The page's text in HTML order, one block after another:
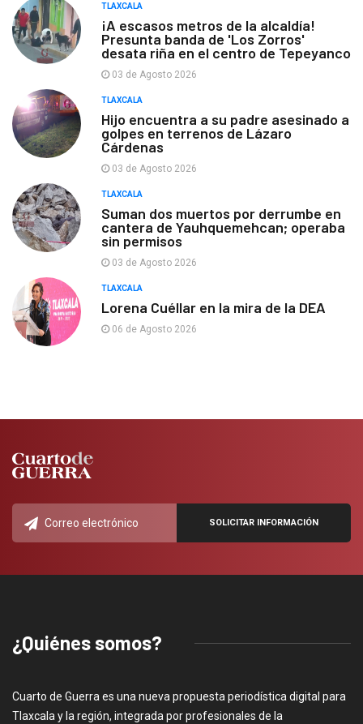
TLAXCALA
¡A escasos metros de la alcaldía!
Presunta banda de 'Los Zorros'
desata riña en el centro de Tepeyanco
03 de Agosto 2026
TLAXCALA
Hijo encuentra a su padre asesinado a
golpes en terrenos de Lázaro
Cárdenas
03 de Agosto 2026
TLAXCALA
Suman dos muertos por derrumbe en
cantera de Yauhquemehcan; operaba
sin permisos
03 de Agosto 2026
TLAXCALA
Lorena Cuéllar en la mira de la DEA
06 de Agosto 2026
¿Quiénes somos?
Cuarto de Guerra es una nueva propuesta periodística digital para
Tlaxcala y la región, integrada por profesionales de la